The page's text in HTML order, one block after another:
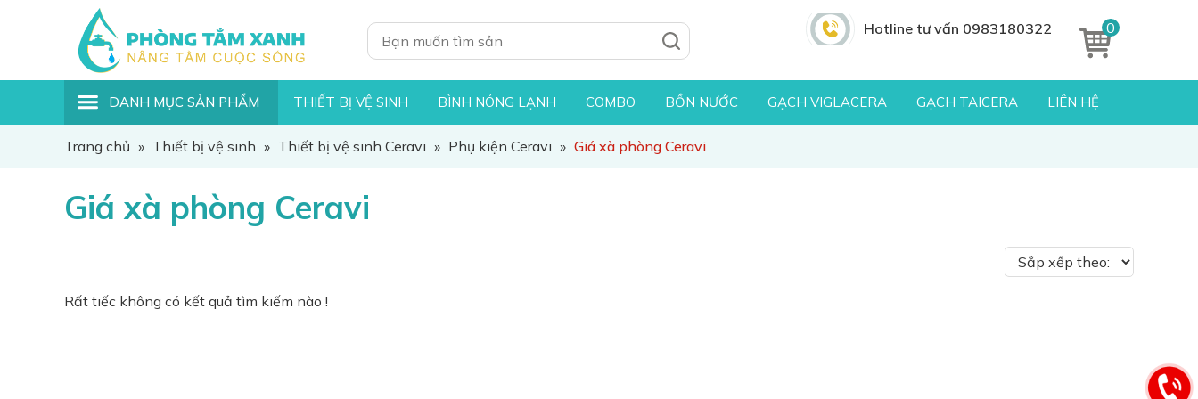
0
Hotline tư vấn 0983180322
DANH MỤC SẢN PHẨM THIẾT BỊ VỆ SINH BÌNH NÓNG LẠNH COMBO BỒN NƯỚC GẠCH VIGLACERA GẠCH TAICERA LIÊN HỆ
Trang chủ » Thiết bị vệ sinh » Thiết bị vệ sinh Ceravi » Phụ kiện Ceravi » Giá xà phòng Ceravi
Giá xà phòng Ceravi
Rất tiếc không có kết quả tìm kiếm nào !